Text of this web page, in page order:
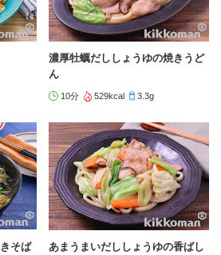
濃厚牡蠣だししょうゆの焼きうど
ん
10分 529kcal 3.3g
そば
あまうまいだししょうゆの香ばし